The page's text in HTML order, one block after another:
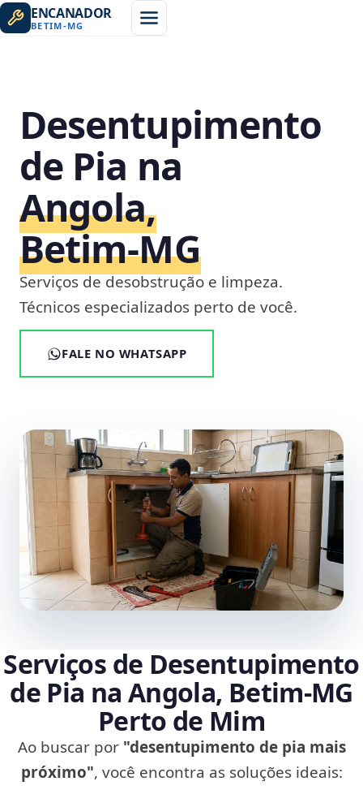
ENCANADOR
BETIM-MG
Desentupimento
de Pia na
Angola,
Betim‑MG
Serviços de desobstrução e limpeza.
Técnicos especializados perto de você.
FALE NO WHATSAPP
Serviços de Desentupimento
de Pia na Angola, Betim‑MG
Perto de Mim
Ao buscar por "desentupimento de pia mais
próximo", você encontra as soluções ideais: